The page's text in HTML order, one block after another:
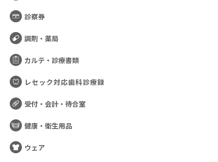
診察券
調剤・薬局
カルテ・診療書類
レセック対応歯科診療録
受付・会計・待合室
健康・衛生用品
ウェア